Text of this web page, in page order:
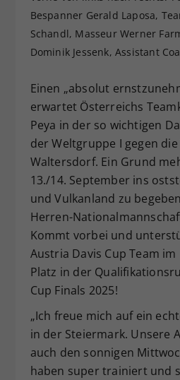
Bespanner Gerald Laposa,
Schandl, Masseur Werner
Dominik Jessenk, Assistant
Einen „absolut
erwartet Österreichs
Peya in der so wichtigen
der Weltgruppe I gegen
Waltersdorf. Ein Grund
13./14. September ins
und Vulkanland zu
Herren-
Kommt vorbei und
Austria Davis Cup Team
Platz in der
Cup Finals 2025!
„Ich freue mich auf ein
in der Steiermark. Unsere
auch den sonnigen
haben super trainiert und
Dieser Wert
Einstellungen.
zufällig
Webseiten-
hat.